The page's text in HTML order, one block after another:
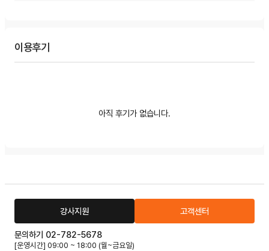
이용후기
아직 후기가 없습니다.
강사지원 고객센터
문의하기 02-782-5678
[운영시간] 09:00 ~ 18:00 (월~금요일)